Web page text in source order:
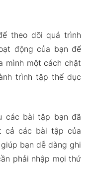
theo dõi quá trình
động của bạn để
mình một cách chặt
trình tập thể dục
các bài tập bạn đã
cả các bài tập của
bạn dễ dàng ghi
phải nhập mọi thứ